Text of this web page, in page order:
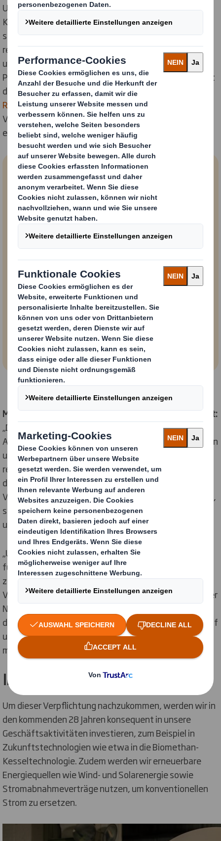
Um dieses Ziel zu erreichen, werden wir die
Kohlenstoffemissionen unserer Produktionsstätten
sowie die unserer Partner und Lieferanten schneller
reduzieren, indem wir uns verpflichten, die Scope 1, 2
und 3 Treibhausgasemissionen (THG) bis 2030 um 46
Prozent absolut im Vergleich zu 2019 zu verringern. Mit
diesen Zielen stehen wir, ein Mitglied der
Race to Zero, im Einklang mit unserer früheren
Verpflichtung, bis 2050 Netto-Null**-Emissionen zu
erreichen.
1,5°C
Ausrichtung unserer
globalen
Geschäftsaktivitäten auf
ein 1,5°C-Szenario
Miles Roberts, Group Chief Executive bei DS Smith sagt:
„Die heutige Ankündigung verdeutlicht unsere
Ambitionen, unsere Kohlenstoffemissionen im Rahmen
unseres langfristigen Nachhaltigkeitsfokus zu
reduzieren. Diese Verpflichtung stellt nicht nur sicher,
dass unser Unternehmen mit gutem Beispiel bei der
Verringerung des Kohlenstoff-Fußabdrucks vorangeht,
sondern garantiert auch, dass wir unsere Lieferanten
und Partner auffordern, dasselbe zu tun.“
„Unser Unternehmen hat ehrgeizige Wachstumspläne
für die kommenden Jahre und wir wollen den Übergang
zu einer Kreislaufwirtschaft anführen. Die
Verpflichtungen sind maßgeblicher Bestandteil unserer
Nachhaltigkeitsstrategie „Jetzt. Und zukünftig.“, mit
der wir jetzt und in Zukunft einen positiven Einfluss auf
unsere Mitmenschen und unseren Planeten haben
möchten.“
In die Zukunft investieren
Um dieser Verpflichtung nachzukommen, werden wir in
den kommenden 28 Jahren konsequent in unsere
Geschäftsaktivitäten investieren, zum Beispiel in
Zukunftstechnologien wie etwa in die Biomethan-
Kesseltechnologie. Zudem werden wir erneuerbare
Energiequellen wie Wind- und Solarenergie sowie
Stromabnahmeverträge nutzen, um konventionellen
Strom zu ersetzen.